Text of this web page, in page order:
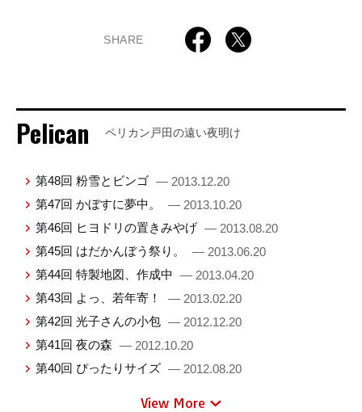
SHARE
Pelican ペリカン戸田の遠い夜明け
第48回 粉雪とビンゴ — 2013.12.20
第47回 かぼすに夢中。
— 2013.10.20
第46回 ヒヨドリの置きみやげ — 2013.08.20
第45回 はだかんぼう祭り。
— 2013.06.20
第44回 特製地図、作成中
— 2013.04.20
第43回 よっ、若年寄！
— 2013.02.20
第42回 光子さんの小包 — 2012.12.20
第41回 夜の森 — 2012.10.20
第40回 ぴったりサイズ — 2012.08.20
View More